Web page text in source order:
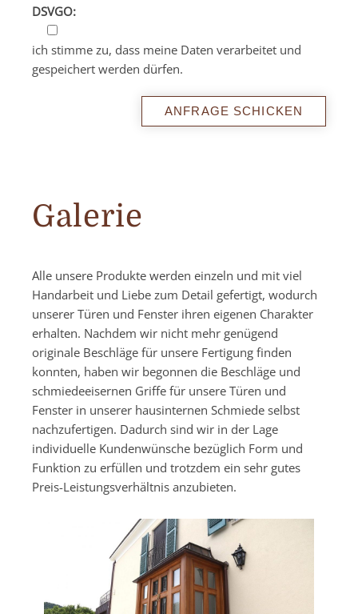
DSVGO:
ich stimme zu, dass meine Daten verarbeitet und
gespeichert werden dürfen.
Galerie
Alle unsere Produkte werden einzeln und mit viel
Handarbeit und Liebe zum Detail gefertigt, wodurch
unserer Türen und Fenster ihren eigenen Charakter
erhalten. Nachdem wir nicht mehr genügend
originale Beschläge für unsere Fertigung finden
konnten, haben wir begonnen die Beschläge und
schmiedeeisernen Griffe für unsere Türen und
Fenster in unserer hausinternen Schmiede selbst
nachzufertigen. Dadurch sind wir in der Lage
individuelle Kundenwünsche bezüglich Form und
Funktion zu erfüllen und trotzdem ein sehr gutes
Preis-Leistungsverhältnis anzubieten.